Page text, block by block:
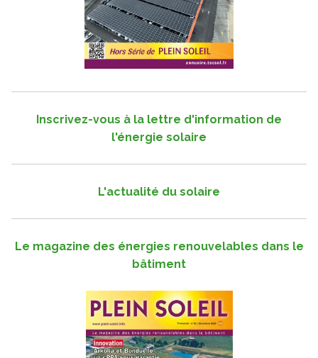
Inscrivez-vous à la lettre d'information de
l'énergie solaire
L'actualité du solaire
Le magazine des énergies renouvelables dans le
bâtiment